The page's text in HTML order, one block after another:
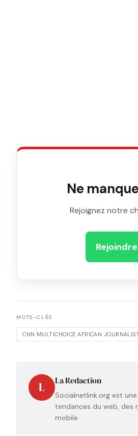
Ne
Rejoignez notre
MOTS-CLÉS
CNN MULTICHOICE AFRICAN
L La Redaction
Socialnetlink.org est
tendances du web, des
mobile